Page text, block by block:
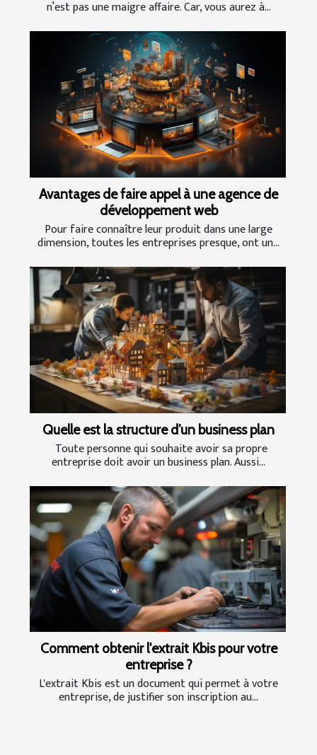
n’est pas une maigre affaire. Car, vous aurez à...
Avantages de faire appel à une agence de
développement web
Pour faire connaître leur produit dans une large
dimension, toutes les entreprises presque, ont un...
Quelle est la structure d’un business plan
Toute personne qui souhaite avoir sa propre
entreprise doit avoir un business plan. Aussi...
Comment obtenir l'extrait Kbis pour votre
entreprise ?
L'extrait Kbis est un document qui permet à votre
entreprise, de justifier son inscription au...